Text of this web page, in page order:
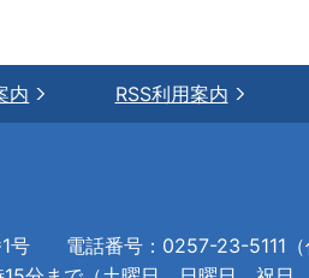
内 RSS利用案内
号 電話番号：0257-23-5111（